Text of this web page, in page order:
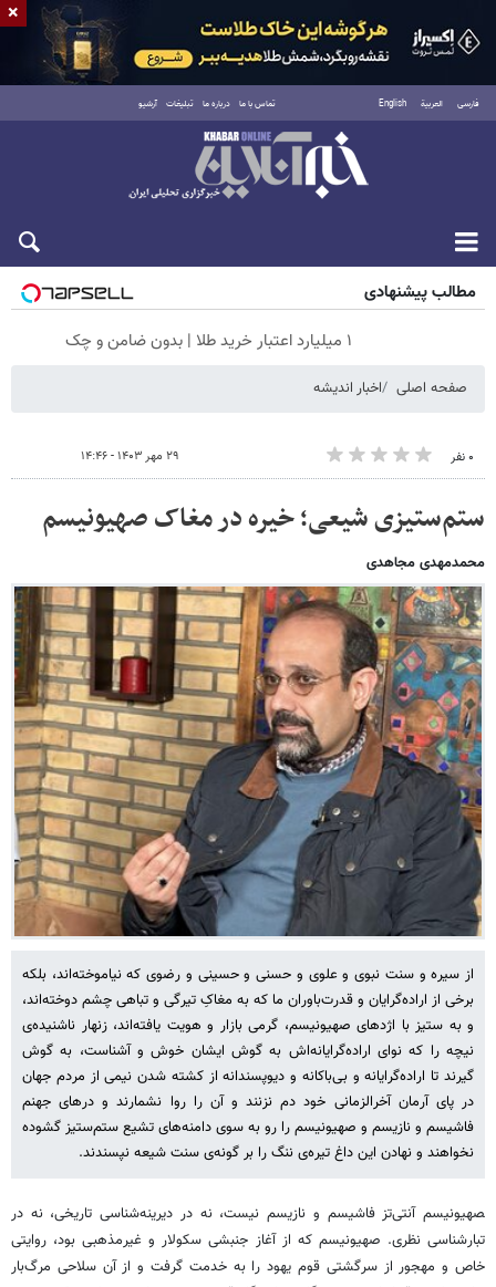
فارسی العربية English تماس با ما درباره ما تبلیغات آرشیو
جمعه ۱۶ مرداد ۱۴۰۵
مطالب پیشنهادی
۱ میلیارد اعتبار خرید طلا | بدون ضامن و چک
صفحه اصلی اخبار اندیشه
۰ نفر ۲۹ مهر ۱۴۰۳ - ۱۴:۴۶
ستم‌ستیزی شیعی؛ خیره در مغاک صهیونیسم
محمدمهدی مجاهدی
از سیره و سنت نبوی و علوی و حسنی و حسینی و رضوی که نیاموخته‌اند، بلکه
برخی از اراده‌گرایان و قدرت‌باوران ما که به مغاکِ تیرگی و تباهی چشم دوخته‌اند،
و به ستیز با اژدهای صهیونیسم، گرمی بازار و هویت یافته‌اند، زنهار ناشنیده‌ی
نیچه را که نوای اراده‌گرایانه‌اش به گوش ایشان خوش و آشناست، به گوش
گیرند تا اراده‌گرایانه و بی‌باکانه و دیوپسندانه از کشته شدن نیمی از مردم جهان
در پای آرمان آخرالزمانی خود دم نزنند و آن را روا نشمارند و درهای جهنم
فاشیسم و نازیسم و صهیونیسم را رو به سوی دامنه‌های تشیع ستم‌ستیز گشوده
نخواهند و نهادن این داغ تیره‌ی ننگ را بر گونه‌ی سنت شیعه نپسندند.
‍صهیونیسم آنتی‌تز فاشیسم و نازیسم نیست، نه در دیرینه‌شناسی تاریخی، نه در
تبارشناسی نظری. صهیونیسم که از آغاز جنبشی سکولار و غیرمذهبی بود، روایتی
خاص و مهجور از سرگشتی قوم یهود را به خدمت گرفت و از آن سلاحی مرگ‌بار
×